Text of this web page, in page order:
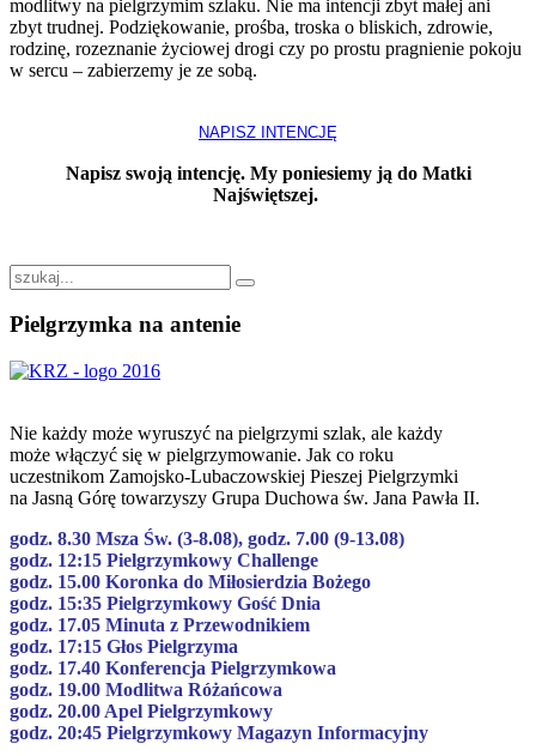
modlitwy na pielgrzymim szlaku. Nie ma intencji zbyt małej ani
zbyt trudnej. Podziękowanie, prośba, troska o bliskich, zdrowie,
rodzinę, rozeznanie życiowej drogi czy po prostu pragnienie pokoju
w sercu – zabierzemy je ze sobą.
NAPISZ INTENCJĘ
Napisz swoją intencję. My poniesiemy ją do Matki
Najświętszej.
Pielgrzymka na antenie
Nie każdy może wyruszyć na pielgrzymi szlak, ale każdy
może włączyć się w pielgrzymowanie. Jak co roku
uczestnikom Zamojsko-Lubaczowskiej Pieszej Pielgrzymki
na Jasną Górę towarzyszy Grupa Duchowa św. Jana Pawła II.
godz. 8.30 Msza Św. (3-8.08), godz. 7.00 (9-13.08)
godz. 12:15 Pielgrzymkowy Challenge
godz. 15.00 Koronka do Miłosierdzia Bożego
godz. 15:35 Pielgrzymkowy Gość Dnia
godz. 17.05 Minuta z Przewodnikiem
godz. 17:15 Głos Pielgrzyma
godz. 17.40 Konferencja Pielgrzymkowa
godz. 19.00 Modlitwa Różańcowa
godz. 20.00 Apel Pielgrzymkowy
godz. 20:45 Pielgrzymkowy Magazyn Informacyjny